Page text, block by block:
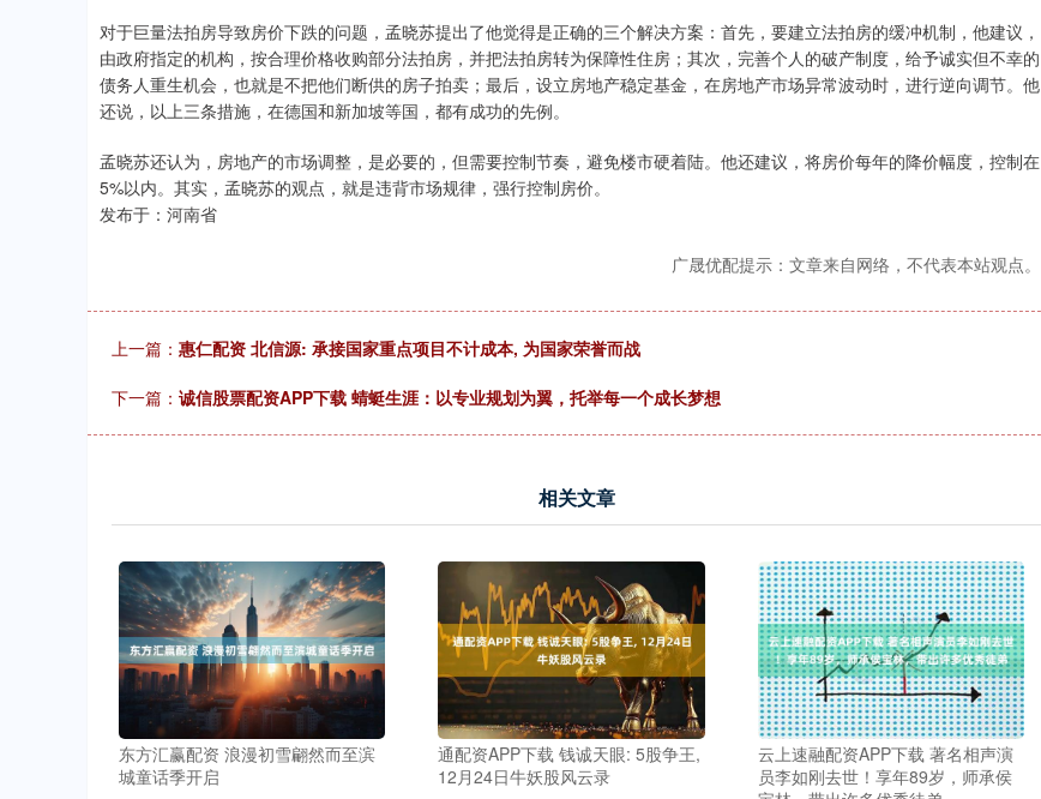
对于巨量法拍房导致房价下跌的问题，孟晓苏提出了他觉得是正确的三个解决方案：首先，要建立法拍房的缓冲机制，他建议，
由政府指定的机构，按合理价格收购部分法拍房，并把法拍房转为保障性住房；其次，完善个人的破产制度，给予诚实但不幸的
债务人重生机会，也就是不把他们断供的房子拍卖；最后，设立房地产稳定基金，在房地产市场异常波动时，进行逆向调节。他
还说，以上三条措施，在德国和新加坡等国，都有成功的先例。
孟晓苏还认为，房地产的市场调整，是必要的，但需要控制节奏，避免楼市硬着陆。他还建议，将房价每年的降价幅度，控制在
5%以内。其实，孟晓苏的观点，就是违背市场规律，强行控制房价。
发布于：河南省
广晟优配提示：文章来自网络，不代表本站观点。
上一篇： 惠仁配资 北信源: 承接国家重点项目不计成本, 为国家荣誉而战
下一篇： 诚信股票配资APP下载 蜻蜓生涯：以专业规划为翼，托举每一个成长梦想
相关文章
东方汇赢配资 浪漫初雪翩然而至滨
城童话季开启
通配资APP下载 钱诚天眼: 5股争王,
12月24日牛妖股风云录
云上速融配资APP下载 著名相声演
员李如刚去世！享年89岁，师承侯